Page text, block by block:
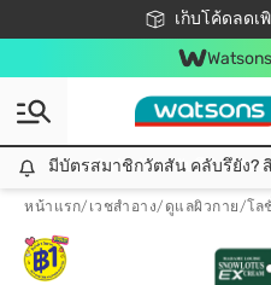
เก็บโค้ดลดเ
ชอปออนไลน์ครั้งแ
📦ส่งฟรี!
สมาชิกวัต
มีบัตรสมาชิกวัตสัน คลับรึยัง?
หน้าแรก/ เวชสำอาง/ ดูแลผิวกาย/โล